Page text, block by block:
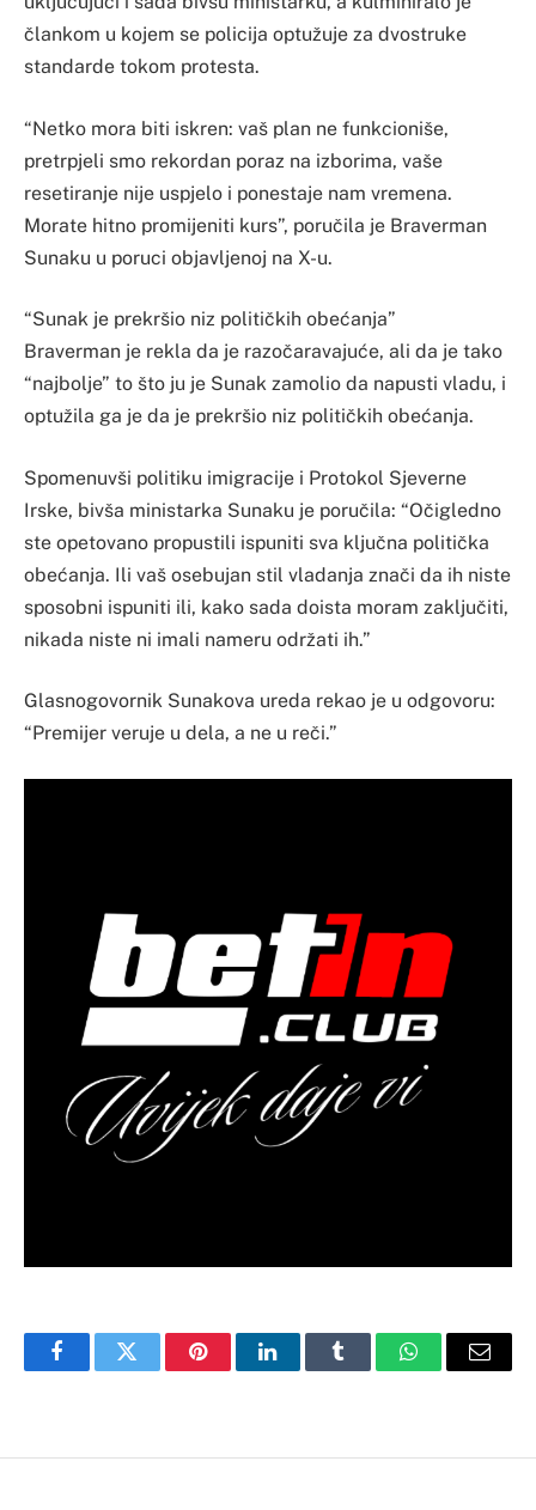
člankom u kojem se policija optužuje za dvostruke
standarde tokom protesta.
“Netko mora biti iskren: vaš plan ne funkcioniše,
pretrpjeli smo rekordan poraz na izborima, vaše
resetiranje nije uspjelo i ponestaje nam vremena.
Morate hitno promijeniti kurs”, poručila je Braverman
Sunaku u poruci objavljenoj na X-u.
“Sunak je prekršio niz političkih obećanja”
Braverman je rekla da je razočaravajuće, ali da je tako
“najbolje” to što ju je Sunak zamolio da napusti vladu, i
optužila ga je da je prekršio niz političkih obećanja.
Spomenuvši politiku imigracije i Protokol Sjeverne
Irske, bivša ministarka Sunaku je poručila: “Očigledno
ste opetovano propustili ispuniti sva ključna politička
obećanja. Ili vaš osebujan stil vladanja znači da ih niste
sposobni ispuniti ili, kako sada doista moram zaključiti,
nikada niste ni imali nameru održati ih.”
Glasnogovornik Sunakova ureda rekao je u odgovoru:
“Premijer veruje u dela, a ne u reči.”
FacebookTwitter PinterestLinkedInTumblr WhatsAppEmail